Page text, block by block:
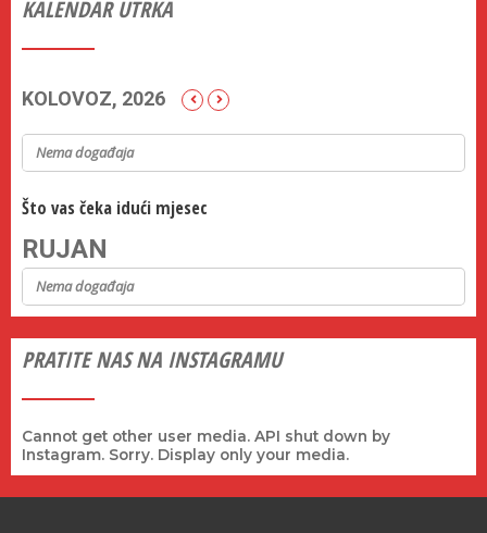
KALENDAR UTRKA
KOLOVOZ, 2026
Nema događaja
Što vas čeka idući mjesec
RUJAN
Nema događaja
PRATITE NAS NA INSTAGRAMU
Cannot get other user media. API shut down by
Instagram. Sorry. Display only your media.